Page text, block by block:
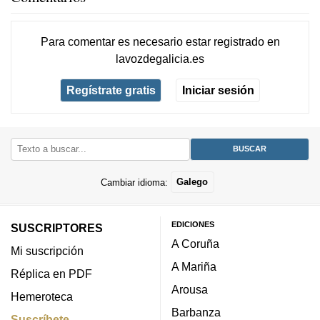
Para comentar es necesario estar registradoen
lavozdegalicia.es
Regístrate gratis Iniciar sesión
Cambiar idioma: Galego
SUSCRIPTORES
Mi suscripción
Réplica en PDF
Hemeroteca
EDICIONES
A Coruña
A Mariña
Arousa
Barbanza